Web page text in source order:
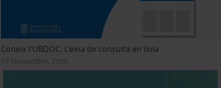
Coneix l'UBDOC. L'eina de consulta en línia
17 Noviembre, 2025